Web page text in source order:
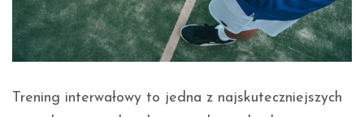
Trening interwałowy to jedna z najskuteczniejszych